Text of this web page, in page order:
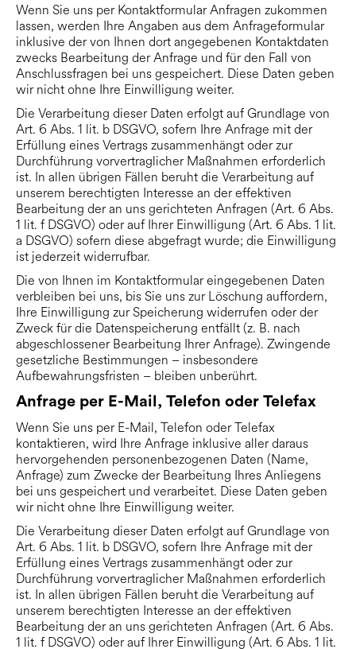
Wenn Sie uns per Kontaktformular Anfragen zukommen
lassen, werden Ihre Angaben aus dem Anfrageformular
inklusive der von Ihnen dort angegebenen Kontaktdaten
zwecks Bearbeitung der Anfrage und für den Fall von
Anschlussfragen bei uns gespeichert. Diese Daten geben
wir nicht ohne Ihre Einwilligung weiter.
Die Verarbeitung dieser Daten erfolgt auf Grundlage von
Art. 6 Abs. 1 lit. b DSGVO, sofern Ihre Anfrage mit der
Erfüllung eines Vertrags zusammenhängt oder zur
Durchführung vorvertraglicher Maßnahmen erforderlich
ist. In allen übrigen Fällen beruht die Verarbeitung auf
unserem berechtigten Interesse an der effektiven
Bearbeitung der an uns gerichteten Anfragen (Art. 6 Abs.
1 lit. f DSGVO) oder auf Ihrer Einwilligung (Art. 6 Abs. 1 lit.
a DSGVO) sofern diese abgefragt wurde; die Einwilligung
ist jederzeit widerrufbar.
Die von Ihnen im Kontaktformular eingegebenen Daten
verbleiben bei uns, bis Sie uns zur Löschung auffordern,
Ihre Einwilligung zur Speicherung widerrufen oder der
Zweck für die Datenspeicherung entfällt (z. B. nach
abgeschlossener Bearbeitung Ihrer Anfrage). Zwingende
gesetzliche Bestimmungen – insbesondere
Aufbewahrungsfristen – bleiben unberührt.
Anfrage per E-Mail, Telefon oder Telefax
Wenn Sie uns per E-Mail, Telefon oder Telefax
kontaktieren, wird Ihre Anfrage inklusive aller daraus
hervorgehenden personenbezogenen Daten (Name,
Anfrage) zum Zwecke der Bearbeitung Ihres Anliegens
bei uns gespeichert und verarbeitet. Diese Daten geben
wir nicht ohne Ihre Einwilligung weiter.
Die Verarbeitung dieser Daten erfolgt auf Grundlage von
Art. 6 Abs. 1 lit. b DSGVO, sofern Ihre Anfrage mit der
Erfüllung eines Vertrags zusammenhängt oder zur
Durchführung vorvertraglicher Maßnahmen erforderlich
ist. In allen übrigen Fällen beruht die Verarbeitung auf
unserem berechtigten Interesse an der effektiven
Bearbeitung der an uns gerichteten Anfragen (Art. 6 Abs.
1 lit. f DSGVO) oder auf Ihrer Einwilligung (Art. 6 Abs. 1 lit.